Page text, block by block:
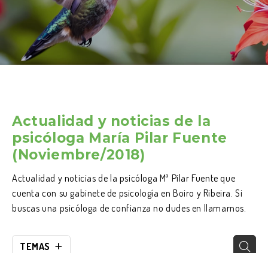
Actualidad y noticias de la
psicóloga María Pilar Fuente
(Noviembre/2018)
Actualidad y noticias de la psicóloga Mª Pilar Fuente que
cuenta con su gabinete de psicología en Boiro y Ribeira. Si
buscas una psicóloga de confianza no dudes en llamarnos.
TEMAS